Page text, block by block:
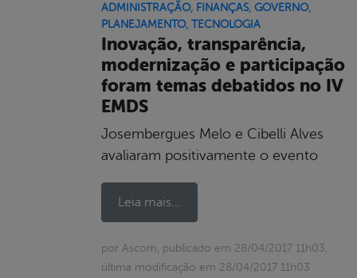
ADMINISTRAÇÃO, FINANÇAS, GOVERNO,
PLANEJAMENTO, TECNOLOGIA
Inovação, transparência,
modernização e participação
foram temas debatidos no IV
EMDS
Josembergues Melo e Cibelli Alves
avaliaram positivamente o evento
Leia mais...
por Ascom, publicado em 28/04/2017 11h03,
última modificação em 28/04/2017 11h03